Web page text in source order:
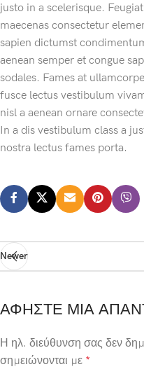
justo in a scelerisque.
maecenas consectetur
sapien dictumst
aenean semper et congue
sodales. Fames at
fusce lectus vestibulum
nisl a aenean ornare
In a dis vestibulum class a
nostra lectus fames porta.
Newer
ΑΦΉΣΤΕ ΜΙΑ
Η ηλ. διεύθυνση σας δεν
σημειώνονται με *